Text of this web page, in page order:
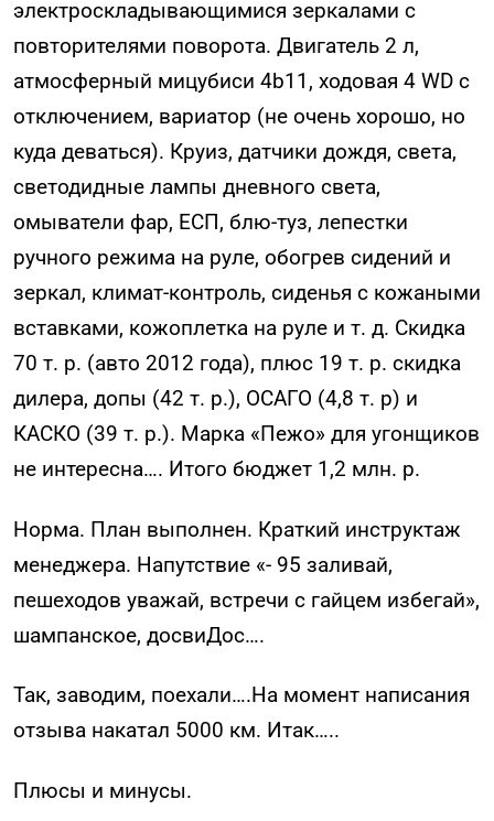
электроскладывающимися зеркалами с
повторителями поворота. Двигатель 2 л,
атмосферный мицубиси 4b11, ходовая 4 WD с
отключением, вариатор (не очень хорошо, но
куда деваться). Круиз, датчики дождя, света,
светодидные лампы дневного света,
омыватели фар, ЕСП, блю-туз, лепестки
ручного режима на руле, обогрев сидений и
зеркал, климат-контроль, сиденья с кожаными
вставками, кожоплетка на руле и т. д. Скидка
70 т. р. (авто 2012 года), плюс 19 т. р. скидка
дилера, допы (42 т. р.), ОСАГО (4,8 т. р) и
КАСКО (39 т. р.). Марка «Пежо» для угонщиков
не интересна…. Итого бюджет 1,2 млн. р.
Норма. План выполнен. Краткий инструктаж
менеджера. Напутствие «- 95 заливай,
пешеходов уважай, встречи с гайцем избегай»,
шампанское, досвиДос….
Так, заводим, поехали….На момент написания
отзыва накатал 5000 км. Итак…..
Плюсы и минусы.